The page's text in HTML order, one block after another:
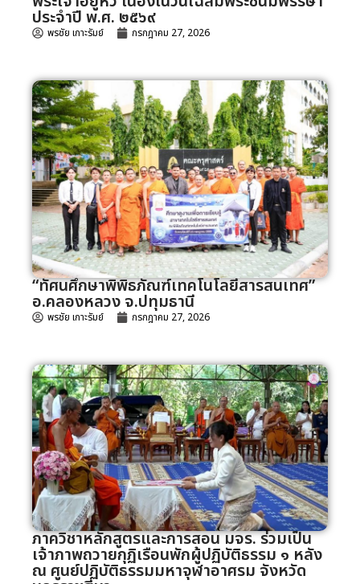
ประจำปี พ.ศ. ๒๕๖๙
พรชัย เกาะรัมย์ กรกฎาคม 27, 2026
“ทัศนศึกษาพิพิธภัณฑ์เทคโนโลยีสารสนเทศ”
อ.คลองหลวง จ.ปทุมธานี
พรชัย เกาะรัมย์ กรกฎาคม 27, 2026
ภาควิชาหลักสูตรและการสอน มจร. ร่วมเป็น
เจ้าภาพถวายกุฏิเรือนพักผู้ปฏิบัติธรรม ๑ หลัง
ณ ศูนย์ปฏิบัติธรรมมหาจุฬาอาศรม จังหวัด